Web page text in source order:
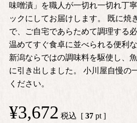
味噌漬」を職人が一切れ一切れ丁
ックにしてお届けします。 既に焼
で、ご自宅であらためて調理する
温めてすぐ食卓に並べられる便利
新潟ならではの調味料を駆使し、
に引き出しました。 小川屋自慢の
ください。
¥3,672 税込 [ 37 pt ]